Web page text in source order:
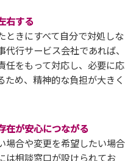
右する
ときにすべて自分で対処しな
行サービス会社であれば、
任をもって対応し、必要に応
ため、精神的な負担が大きく
在が安心につながる
場合や変更を希望したい場合
は相談窓口が設けられてお